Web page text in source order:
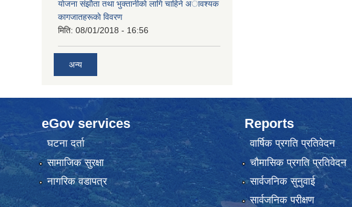
याेजना संझाैता तथा भुक्तानीकाे लागि चाहिने अावश्यक
कागजातहरूकाे विवरण
मिति: 08/01/2018 - 16:56
अन्य
eGov services
घटना दर्ता
सामाजिक सुरक्षा
नागरिक वडापत्र
Reports
वार्षिक प्रगति प्रतिवेदन
चौमासिक प्रगति प्रतिवेदन
सार्वजनिक सुनुवाई
सार्वजनिक परीक्षण